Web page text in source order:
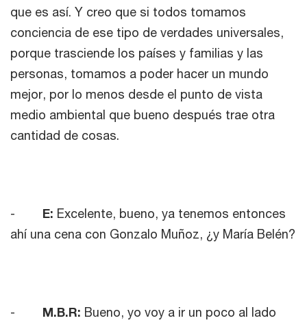
que es así. Y creo que si todos tomamos
conciencia de ese tipo de verdades universales,
porque trasciende los países y familias y las
personas, tomamos a poder hacer un mundo
mejor, por lo menos desde el punto de vista
medio ambiental que bueno después trae otra
cantidad de cosas.
- E: Excelente, bueno, ya tenemos entonces
ahí una cena con Gonzalo Muñoz, ¿y María Belén?
- M.B.R: Bueno, yo voy a ir un poco al lado